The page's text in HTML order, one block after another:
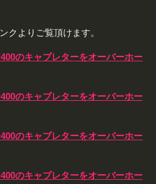
クよりご覧頂けます。
のキャブレターをオーバーホー
のキャブレターをオーバーホー
のキャブレターをオーバーホー
のキャブレターをオーバーホー